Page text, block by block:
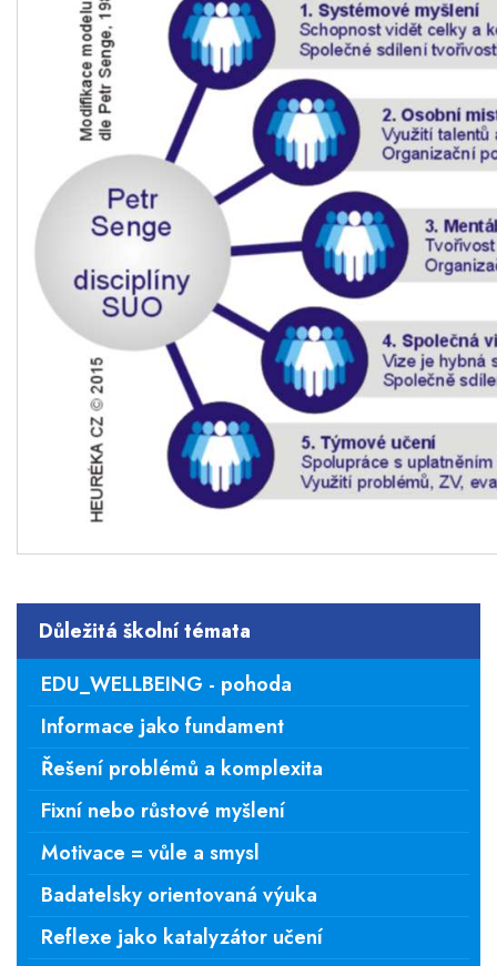
Důležitá školní témata
EDU_WELLBEING - pohoda
Informace jako fundament
Řešení problémů a komplexita
Fixní nebo růstové myšlení
Motivace = vůle a smysl
Badatelsky orientovaná výuka
Reflexe jako katalyzátor učení